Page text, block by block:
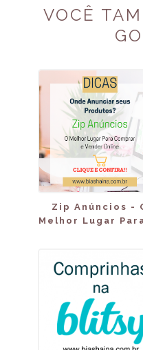
VOCÊ
Zip Anúncios -
Melhor Lugar